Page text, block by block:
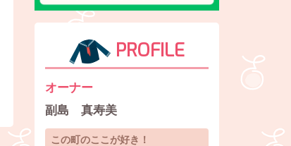
PROFILE
オーナー
副島 真寿美
この町のここが好き！